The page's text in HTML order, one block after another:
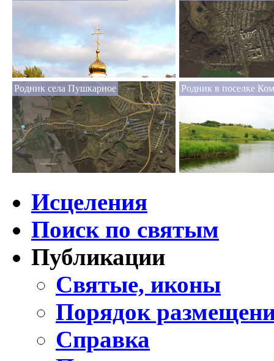
Родник села Пушкарное Родник в поселке
Исцеления
Поиск по святым
Публикации
Святые, иконы
Порядок
Справка